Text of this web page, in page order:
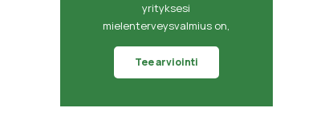
yrityksesi
mielenterveysvalmius on,
Tee arviointi